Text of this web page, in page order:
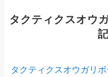
タクティクスオウ
タクティクスオウガリ